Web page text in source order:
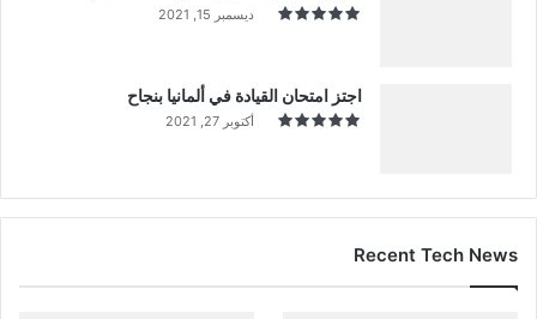
ديسمبر 15, 2021
اجتز امتحان القيادة في ألمانيا بنجاح
أكتوبر 27, 2021
Recent Tech News